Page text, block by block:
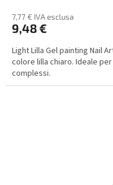
7,77 € IVA esclusa
9,48 €
Light Lilla Gel painting Nail
colore lilla chiaro. Ideale
complessi.